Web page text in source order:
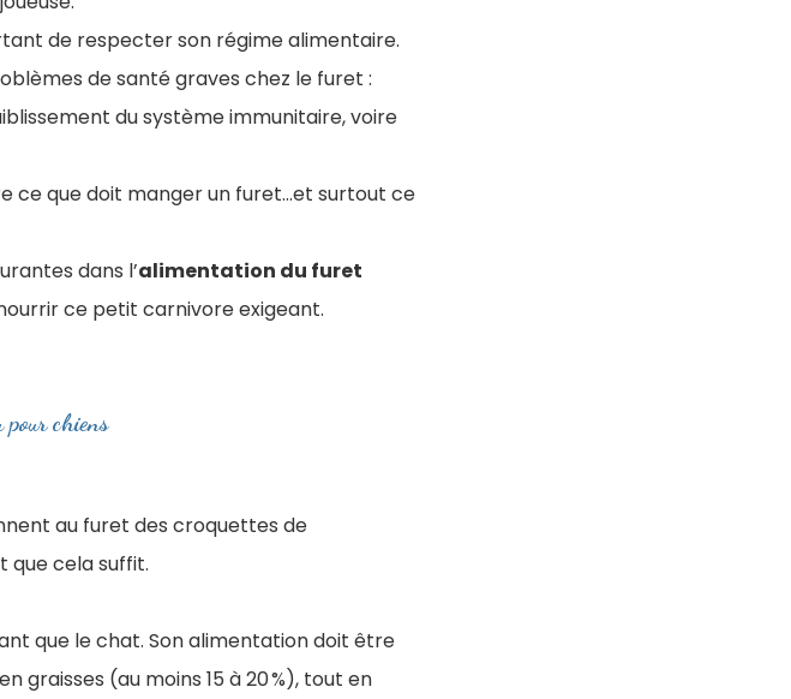
de respecter son régime alimentaire.
de santé graves chez le furet :
du système immunitaire, voire
ce que doit manger un furet...et surtout ce
dans l’​alimentation du furet
ce petit carnivore exigeant.
pour chiens
au furet des croquettes de
que cela suffit.
que le chat. Son alimentation doit être
graisses (au moins 15 à 20 %), tout en